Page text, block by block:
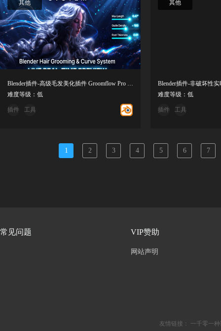
其他
Blender插件-高级毛发美化插件 Groomflow Pro v1.4.4
难度等级：低
插件 工具
其他
难度等级：低
插件 工具
1 2 3 4 5 6 7
常见问题 VIP赞助
网站声明
友情链接：
一千零一